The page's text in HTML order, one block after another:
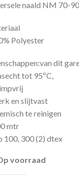
naald NM 70-90
Polyester
dit
tot 95ºC,
en slijtvast
te reinigen
mtr
100, 300 (2) dtex
voorraad